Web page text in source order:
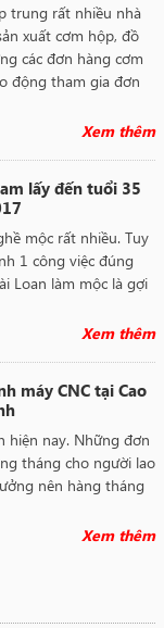
trung rất nhiều nhà
xuất cơm hộp, đồ
các đơn hàng cơm
động tham gia đơn
Xem thêm
lấy đến tuổi 35
mộc rất nhiều. Tuy
1 công việc đúng
Loan làm mộc là gợi
Xem thêm
máy CNC tại Cao
hiện nay. Những đơn
tháng cho người lao
nên hàng tháng
Xem thêm